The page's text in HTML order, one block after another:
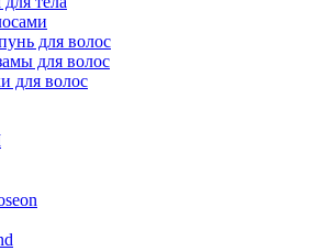
для волос
для волос
для волос